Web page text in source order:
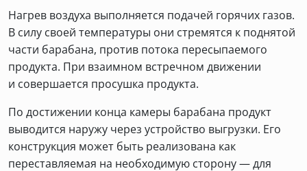
Нагрев воздуха выполняется подачей горячих газов.
В силу своей температуры они стремятся к поднятой
части барабана, против потока пересыпаемого
продукта. При взаимном встречном движении
и совершается просушка продукта.
По достижении конца камеры барабана продукт
выводится наружу через устройство выгрузки. Его
конструкция может быть реализована как
переставляемая на необходимую сторону — для